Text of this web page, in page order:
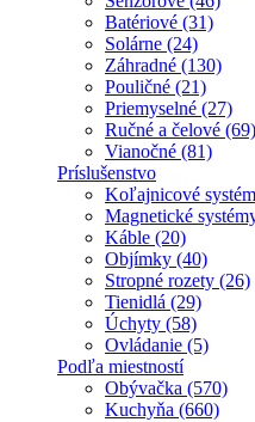
Batériové (31)
Solárne (24)
Záhradné (130)
Pouličné (21)
Priemyselné (27)
Ručné a čelové (69)
Vianočné (81)
Príslušenstvo
Koľajnicové
Magnetické
Káble (20)
Objímky (40)
Stropné rozety (26)
Tienidlá (29)
Úchyty (58)
Ovládanie (5)
Podľa miestností
Obývačka (570)
Kuchyňa (660)